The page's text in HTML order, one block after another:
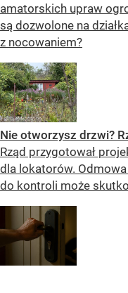
amatorskich upraw
są dozwolone na
z nocowaniem?
Nie otworzysz drzwi?
Rząd przygotował
dla lokatorów.
do kontroli może